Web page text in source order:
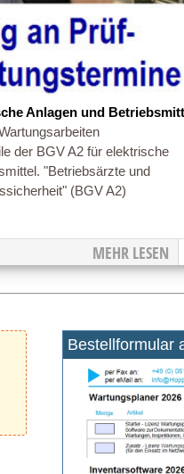
Anlagen und
der BGV A2 für elektrische
"Betriebsärzte und
(BGV A2)
MEHR LESEN
Bestellformular